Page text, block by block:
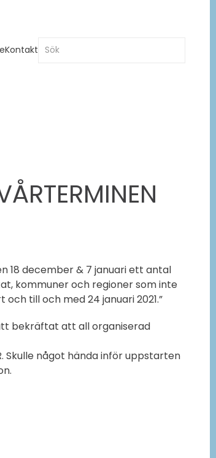
Kontakt
18 december & 7 januari ett antal
kommuner och regioner som inte
till och med 24 januari 2021.”
bekräftat att all organiserad
Skulle något hända inför uppstarten